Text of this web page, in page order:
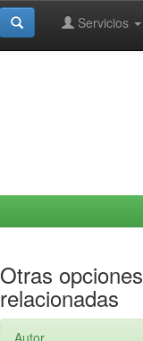
Servicios
Otras opciones
relacionadas
Autor